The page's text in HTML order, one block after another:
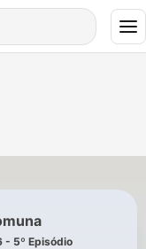
- 5º Episódio